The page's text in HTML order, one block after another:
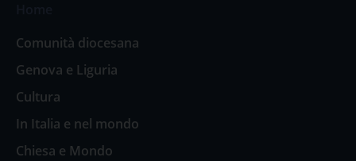
Comunità diocesana
Genova e Liguria
Cultura
In Italia e nel mondo
Chiesa e Mondo